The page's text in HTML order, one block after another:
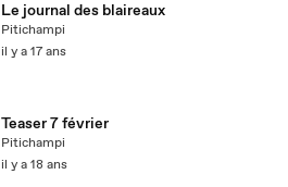
Le journal des blaireaux
Pitichampi
il y a 17 ans
Teaser 7 février
Pitichampi
il y a 18 ans